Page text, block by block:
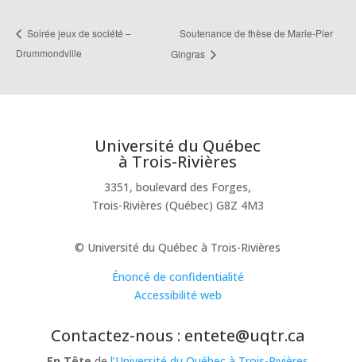
Soirée jeux de société –
Drummondville
Soutenance de thèse de Marie-Pier
Gingras
Université du Québec
à Trois-Rivières
3351, boulevard des Forges,
Trois-Rivières (Québec) G8Z 4M3
© Université du Québec à Trois-Rivières
Énoncé de confidentialité
Accessibilité web
Contactez-nous : entete@uqtr.ca